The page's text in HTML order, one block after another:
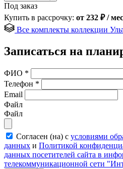
Под заказ
Купить в рассрочку: от 232 ₽/
Все комплекты коллекции
Записаться на
ФИО *
Телефон *
Email
Файл
Файл
Согласен (на) с условиями
данных и Политикой
данных посетителей сайта в
телекоммуникационной сети